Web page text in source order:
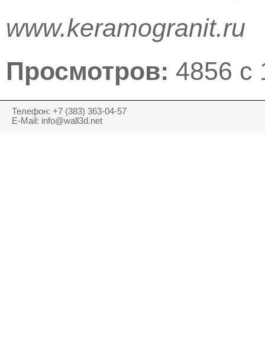
www.keramogranit.ru
Просмотров: 4856 с
Телефон: +7 (383) 363-04-57
E-Mail: info@wall3d.net